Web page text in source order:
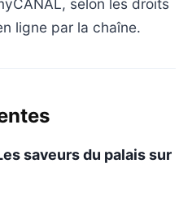
selon les droits
ligne par la chaîne.
saveurs du palais sur